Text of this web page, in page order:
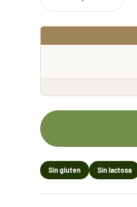
Sin gluten Sin lactosa